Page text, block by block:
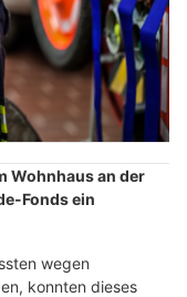
Wohnhaus an der
Fonds ein
wegen
konnten dieses